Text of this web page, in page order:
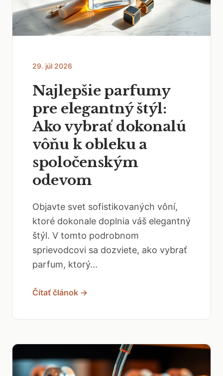
29. júl 2026
Najlepšie parfumy
pre elegantný štýl:
Ako vybrať dokonalú
vôňu k obleku a
spoločenským
odevom
Objavte svet sofistikovaných vôní,
ktoré dokonale doplnia váš elegantný
štýl. V tomto podrobnom
sprievodcovi sa dozviete, ako vybrať
parfum, ktorý...
Čítať článok →